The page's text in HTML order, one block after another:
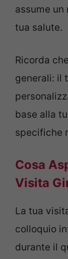
assume un
tua salute.
Ricorda
generali: il
base alla
specifiche
Cosa
Visita
La tua
colloquio
durante il